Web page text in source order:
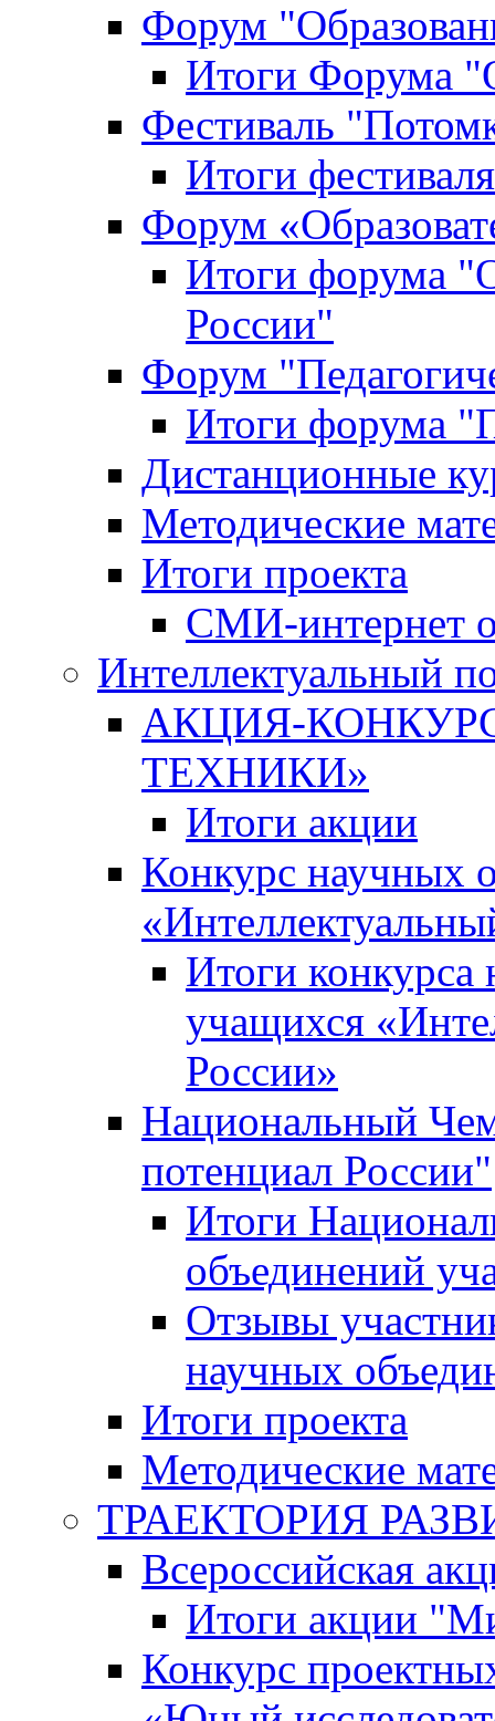
Форум
Итоги Форума
Фестиваль
Итоги
Форум
Итоги форума
России"
Форум
Итоги форума
Дистанционные
Методические
Итоги проекта
СМИ-интернет
Интеллектуальный
АКЦИЯ-
ТЕХНИКИ»
Итоги акции
Конкурс научных
Итоги
учащихся
России»
Национальный
потенциал России"
Итоги
объединений
Отзывы
научных
Итоги проекта
Методические
ТРАЕКТОРИЯ
Всероссийская
Итоги акции
Конкурс